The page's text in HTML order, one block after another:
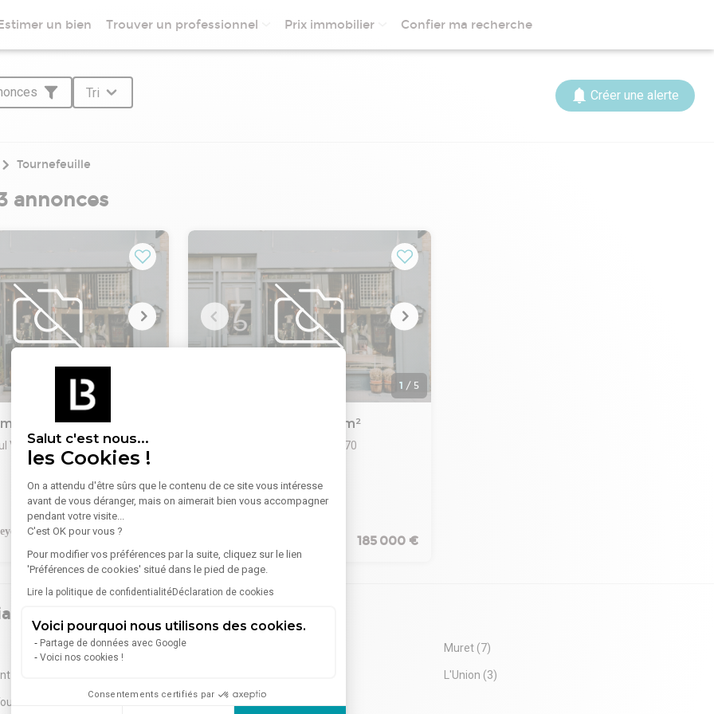
Salut c'est nous...
les Cookies !
On a attendu d'être sûrs que le contenu de ce site vous intéresse
avant de vous déranger, mais on aimerait bien vous accompagner
pendant votre visite...
C'est OK pour vous ?
Pour modifier vos préférences par la suite, cliquez sur le lien
'Préférences de cookies' situé dans le pied de page.
Lire la politique de confidentialitéDéclaration de cookies
Voici pourquoi nous utilisons des cookies.
Partage de données avec Google
Voici nos cookies !
Consentements certifiés par
un bien Trouver un professionnel Prix immobilier Confier ma recherche
Tri Créer une alerte
Tournefeuille
annonces
270 m²
Valéry, 31170 Tournefeuille
propose à la vente et à la
local commercial avec espaces
270.60 m² ERPEABLE, en
situé à Tournefeuille, à
de Toulouse et de ses
de circulation.
d'une entrée privative,
individuels, d'une salle de
espace comprenant un
pour recevoir visiteurs et
de bonnes conditions,
d'attente centrale dotée
pour plus de confort.
vos collaborateurs,
1 / 5
Vente Commerce 90 m²
1 Rue De La Paderne, 31170
Situé dans l'ouest Toulousain, La société
LOCO² , spécialiste de l'immobilier
local commercial à vendre faisant partie
d'une copropriété.
Ce local bénéficie d'une visibilité sur un
rond-point.
devant les locaux.
Activités voisines : Restaurant PIZZERIA,
Lire plus
185 000 €
Fonsorbes Muret (7)
Agne L'Union (3)
Balma (2)